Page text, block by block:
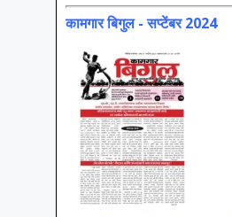
कामगार बिगुल - सप्टेंबर 2024